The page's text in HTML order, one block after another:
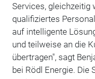
Services, gleichzeitig
qualifiziertes
auf intelligente
und teilweise an die
übertragen", sagt
bei Rödl Energie. Die